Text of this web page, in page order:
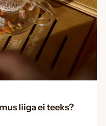
liiga ei teeks?